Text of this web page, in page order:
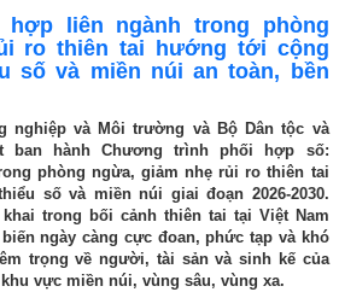
liên ngành trong phòng
ro thiên tai hướng tới cộng
số và miền núi an toàn, bền
nghiệp và Môi trường và Bộ Dân tộc và
ban hành Chương trình phối hợp số:
trong phòng ngừa, giảm nhẹ rủi ro thiên tai
số và miền núi giai đoạn 2026-2030.
trong bối cảnh thiên tai tại Việt Nam
ngày càng cực đoan, phức tạp và khó
trọng về người, tài sản và sinh kế của
vực miền núi, vùng sâu, vùng xa.